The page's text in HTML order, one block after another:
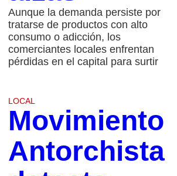
Aunque la demanda persiste por
tratarse de productos con alto
consumo o adicción, los
comerciantes locales enfrentan
pérdidas en el capital para surtir
LOCAL
Movimiento
Antorchista